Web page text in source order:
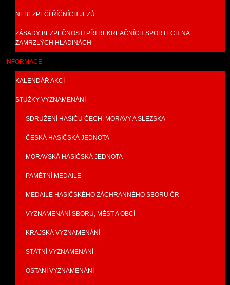
NEBEZPEČÍ ŘÍČNÍCH JEZŮ
ZÁSADY BEZPEČNOSTI PŘI REKREAČNÍCH SPORTECH NA
ZAMRZLÝCH HLADINÁCH
INFORMACE
KALENDÁŘ AKCÍ
STUŽKY VYZNAMENÁNÍ
SDRUŽENÍ HASIČŮ ČECH, MORAVY A SLEZSKA
ČESKÁ HASIČSKÁ JEDNOTA
MORAVSKÁ HASIČSKÁ JEDNOTA
PAMĚTNÍ MEDAILE
MEDAILE HASIČSKÉHO ZÁCHRANNÉHO SBORU ČR
VYZNAMENÁNÍ SBORŮ, MĚST A OBCÍ
KRAJSKÁ VYZNAMENÁNÍ
STÁTNÍ VYZNAMENÁNÍ
OSTANÍ VYZNAMENÁNÍ